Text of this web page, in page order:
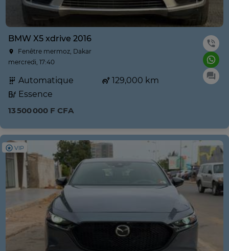
BMW X5 xdrive 2016
Fenêtre mermoz, Dakar
mercredi, 17:40
Automatique
129,000 km
Essence
13 500 000 F CFA
VIP